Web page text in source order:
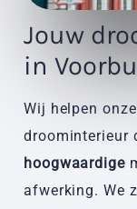
Jouw
in
Wij helpen
droominterieur
hoogwaardige
afwerking. We